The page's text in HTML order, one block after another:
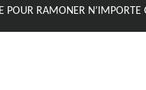
POUR RAMONER N’IMPORTE